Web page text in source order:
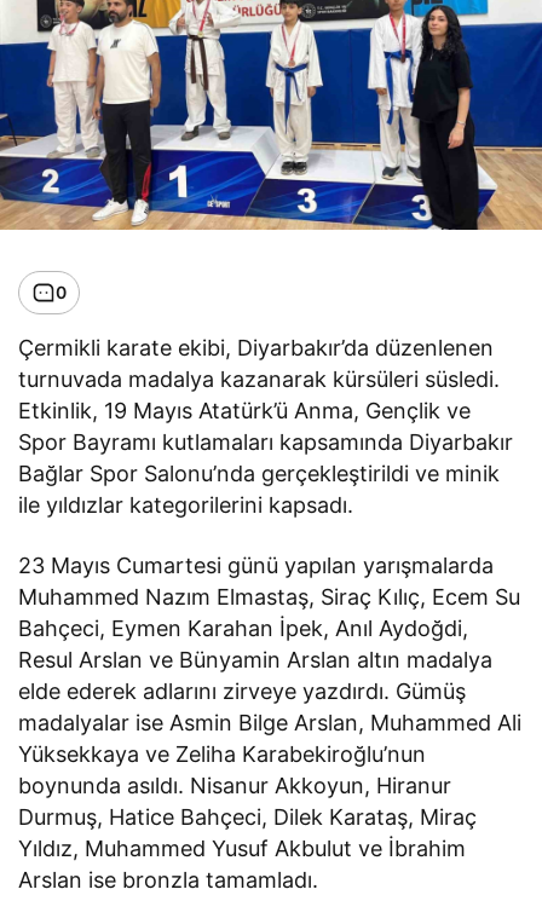
0
Çermikli karate ekibi, Diyarbakır’da düzenlenen
turnuvada madalya kazanarak kürsüleri süsledi.
Etkinlik, 19 Mayıs Atatürk’ü Anma, Gençlik ve
Spor Bayramı kutlamaları kapsamında Diyarbakır
Bağlar Spor Salonu’nda gerçekleştirildi ve minik
ile yıldızlar kategorilerini kapsadı.
23 Mayıs Cumartesi günü yapılan yarışmalarda
Muhammed Nazım Elmastaş, Siraç Kılıç, Ecem Su
Bahçeci, Eymen Karahan İpek, Anıl Aydoğdi,
Resul Arslan ve Bünyamin Arslan altın madalya
elde ederek adlarını zirveye yazdırdı. Gümüş
madalyalar ise Asmin Bilge Arslan, Muhammed Ali
Yüksekkaya ve Zeliha Karabekiroğlu’nun
boynunda asıldı. Nisanur Akkoyun, Hiranur
Durmuş, Hatice Bahçeci, Dilek Karataş, Miraç
Yıldız, Muhammed Yusuf Akbulut ve İbrahim
Arslan ise bronzla tamamladı.